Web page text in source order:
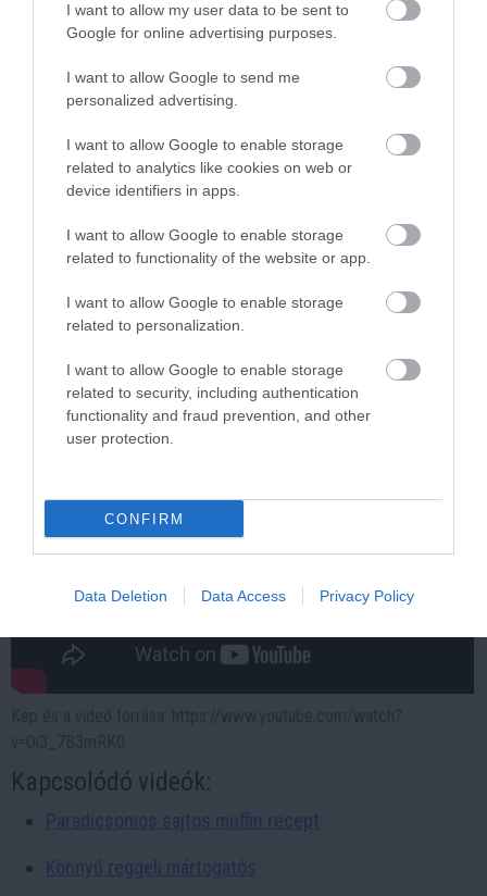
I want to allow my user data to be sent to
Google for online advertising purposes.
I want to allow Google to send me
personalized advertising.
I want to allow Google to enable storage
related to analytics like cookies on web or
device identifiers in apps.
I want to allow Google to enable storage
related to functionality of the website or app.
I want to allow Google to enable storage
related to personalization.
I want to allow Google to enable storage
related to security, including authentication
functionality and fraud prevention, and other
user protection.
CONFIRM
Data Deletion Data Access Privacy Policy
1 h 43 min
Die Instantly
345
Kapcsolódó videók:
Paradicsomos sajtos muffin recept
Könnyű reggeli mártogatós